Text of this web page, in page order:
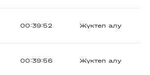
00:39:52 Жүктеп алу
00:39:56 Жүктеп алу